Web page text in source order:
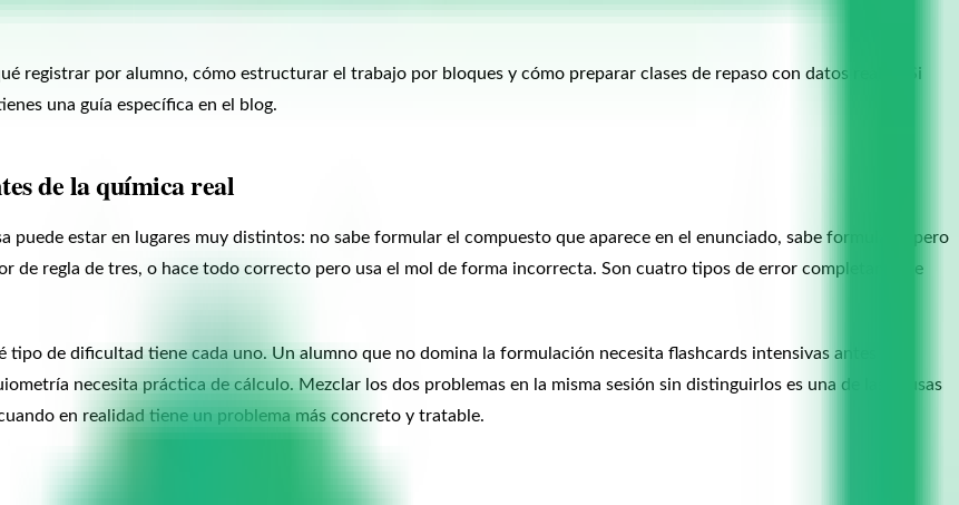
registrar por alumno, cómo estructurar el trabajo por bloques y cómo preparar clases de repaso con datos reales. Si
una guía específica en el blog.
de la química real
puede estar en lugares muy distintos: no sabe formular el compuesto que aparece en el enunciado, sabe formularlo pero
de regla de tres, o hace todo correcto pero usa el mol de forma incorrecta. Son cuatro tipos de error completamente
de dificultad tiene cada uno. Un alumno que no domina la formulación necesita flashcards intensivas antes de
necesita práctica de cálculo. Mezclar los dos problemas en la misma sesión sin distinguirlos es una de las causas
en realidad tiene un problema más concreto y tratable.